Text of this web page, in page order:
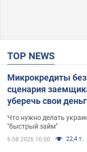
TOP NEWS
Микрокредиты
сценария
уберечь свои
Что нужно делать
"быстрый займ"
6.08.2026 16:00 22,4 т.